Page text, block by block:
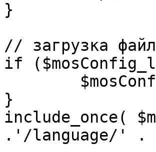
}
// загрузка
if
}
include_once(
.'/language/' .